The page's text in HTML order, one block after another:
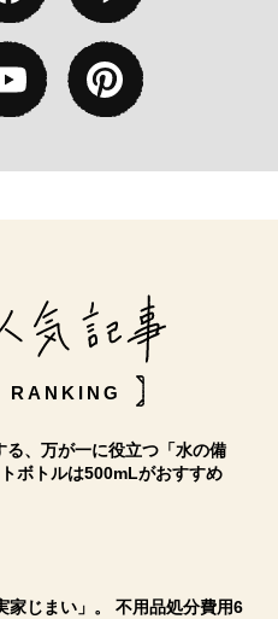
RANKING
る、万が一に役立つ「水の備
ボトルは500mLがおすすめ
家じまい」。 不用品処分費用6